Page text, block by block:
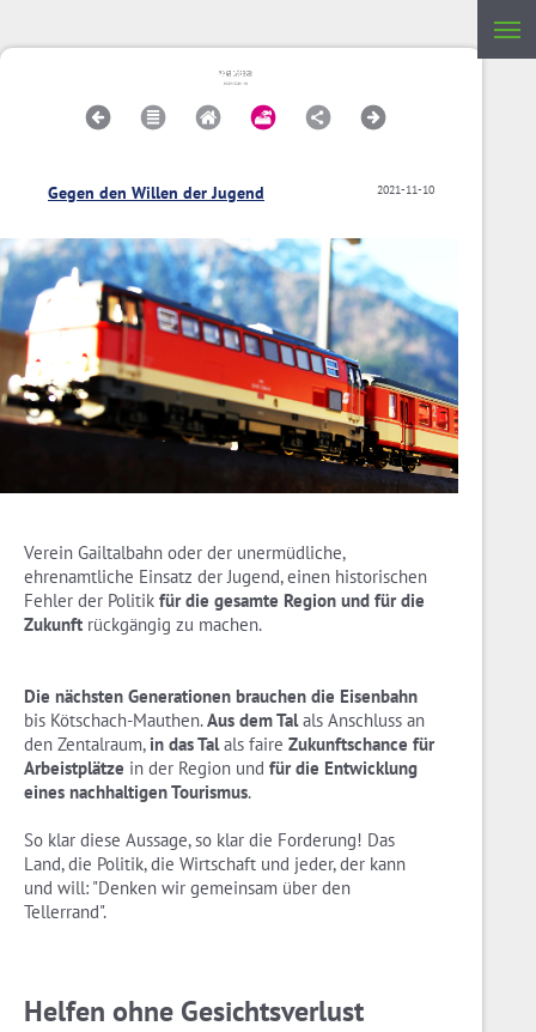
2021-11-10
Gegen den Willen der Jugend
Verein Gailtalbahn oder der unermüdliche,
ehrenamtliche Einsatz der Jugend, einen historischen
Fehler der Politik für die gesamte Region und für die
Zukunft rückgängig zu machen.
Die nächsten Generationen brauchen die Eisenbahn
bis Kötschach-Mauthen.Aus dem Talals Anschluss an
den Zentalraum, in das Talals faire Zukunftschance für
Arbeistplätze in der Region und für die Entwicklung
eines nachhaltigen Tourismus.
So klar diese Aussage, so klar die Forderung! Das
Land, die Politik, die Wirtschaft und jeder, der kann
und will: "Denken wir gemeinsam über den
Tellerrand".
Helfen ohne Gesichtsverlust